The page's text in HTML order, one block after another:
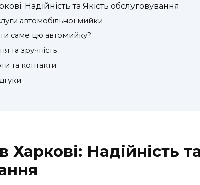
Надійність та Якість обслуговування
автомобільної мийки
саме цю автомийку?
та зручність
та контакти
Надійність